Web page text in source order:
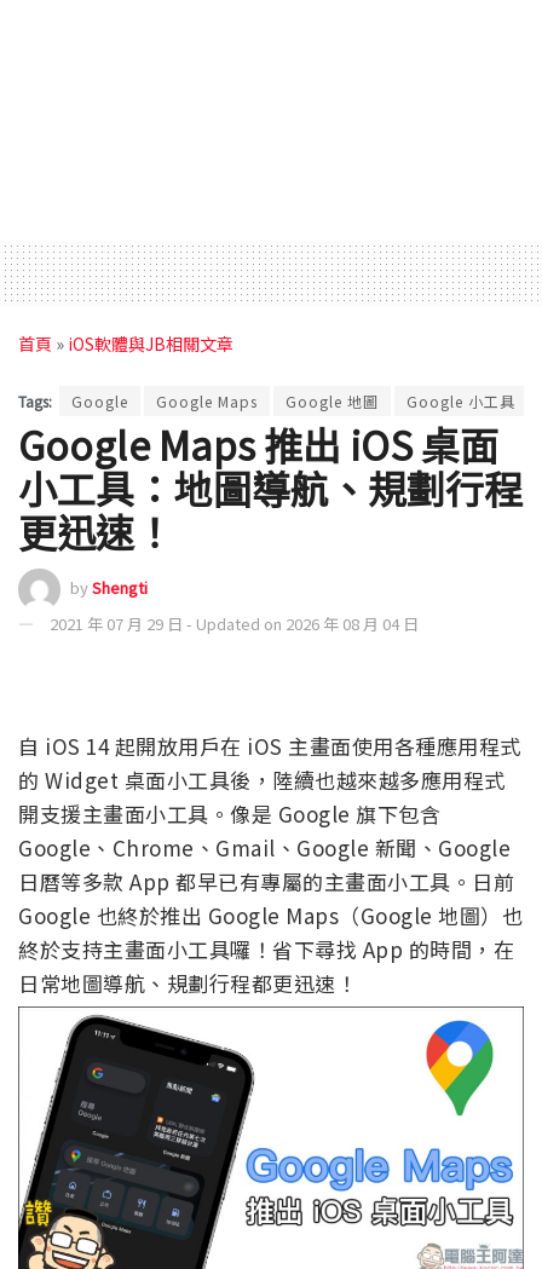
首頁 » iOS軟體與JB相關文章
Tags: Google Google Maps Google 地圖 Google 小工具
Google Maps 推出 iOS 桌面
小工具：地圖導航、規劃行程
更迅速！
byShengti
2021 年 07 月 29 日 - Updated on 2026 年 08 月 04 日
自 iOS 14 起開放用戶在 iOS 主畫面使用各種應用程式
的 Widget 桌面小工具後，陸續也越來越多應用程式
開支援主畫面小工具。像是 Google 旗下包含
Google、Chrome、Gmail、Google 新聞、Google
日曆等多款 App 都早已有專屬的主畫面小工具。日前
Google 也終於推出 Google Maps（Google 地圖）也
終於支持主畫面小工具囉！省下尋找 App 的時間，在
日常地圖導航、規劃行程都更迅速！